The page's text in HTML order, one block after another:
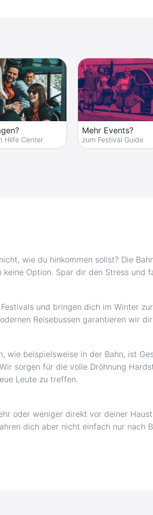
Hilfe Center
Mehr Events?
zum Festival Guide
wie du hinkommen sollst? Die
Option. Spar dir den Stress und
und bringen dich im Winter
Reisebussen garantieren wir
beispielsweise in der Bahn, ist
sorgen für die volle Dröhnung
Leute zu treffen.
oder weniger direkt vor deiner
dich aber nicht einfach nur nach